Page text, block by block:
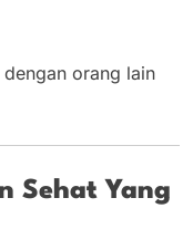
orang lain
Sehat Yang